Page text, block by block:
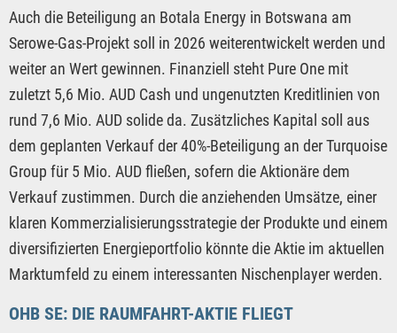
Auch die Beteiligung an Botala Energy in Botswana am
Serowe-Gas-Projekt soll in 2026 weiterentwickelt werden und
weiter an Wert gewinnen. Finanziell steht Pure One mit
zuletzt 5,6 Mio. AUD Cash und ungenutzten Kreditlinien von
rund 7,6 Mio. AUD solide da. Zusätzliches Kapital soll aus
dem geplanten Verkauf der 40%-Beteiligung an der Turquoise
Group für 5 Mio. AUD fließen, sofern die Aktionäre dem
Verkauf zustimmen. Durch die anziehenden Umsätze, einer
klaren Kommerzialisierungsstrategie der Produkte und einem
diversifizierten Energieportfolio könnte die Aktie im aktuellen
Marktumfeld zu einem interessanten Nischenplayer werden.
OHB SE: DIE RAUMFAHRT-AKTIE FLIEGT